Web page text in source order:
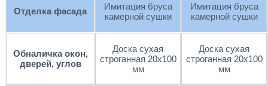
Отделка фасада
Имитация бруса
камерной сушки
Имитация бруса
камерной сушки
Обналичка окон,
дверей, углов
Доска сухая
строганная 20х100
мм
Доска сухая
строганная 20х100
мм